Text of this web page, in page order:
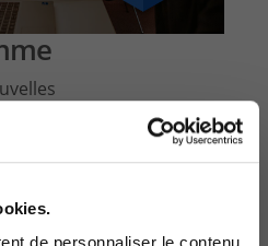
qui vont booster votre
pour
components en live